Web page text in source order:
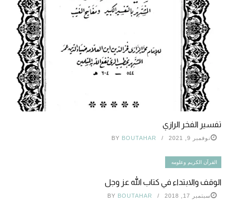
تفسير الفخر الرازي
نوفمبر 9, 2021 BY BOUTAHAR
القرآن الكريم وعلومه
الوقف والابتداء في كتاب الله عز وجل
سبتمبر 17, 2018 BY BOUTAHAR